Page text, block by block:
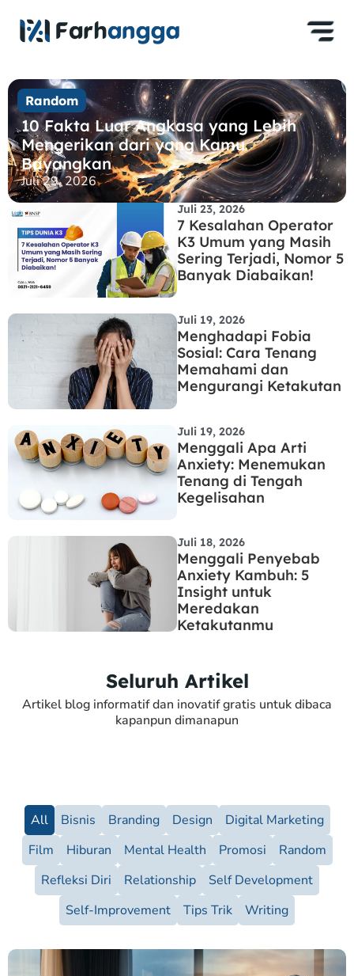
Random
10 Fakta Luar Angkasa yang Lebih
Mengerikan dari yang Kamu
Bayangkan
Juli 29, 2026
Juli 23, 2026
7 Kesalahan Operator
K3 Umum yang Masih
Sering Terjadi, Nomor 5
Banyak Diabaikan!
Juli 19, 2026
Menghadapi Fobia
Sosial: Cara Tenang
Memahami dan
Mengurangi Ketakutan
Juli 19, 2026
Menggali Apa Arti
Anxiety: Menemukan
Tenang di Tengah
Kegelisahan
Juli 18, 2026
Menggali Penyebab
Anxiety Kambuh: 5
Insight untuk
Meredakan
Ketakutanmu
Seluruh Artikel
Artikel blog informatif dan inovatif gratis untuk dibaca
kapanpun dimanapun
Bisnis Branding Design
Digital Marketing
Film
Hiburan Mental Health Promosi
Random
Refleksi Diri
Relationship
Self Development
Self-Improvement
Tips Trik Writing
All